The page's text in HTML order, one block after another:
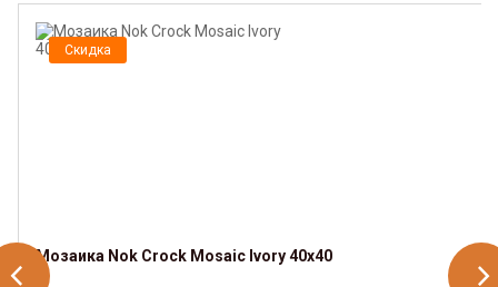
Скидка
Мозаика Nok Crock Mosaic Ivory 40x40